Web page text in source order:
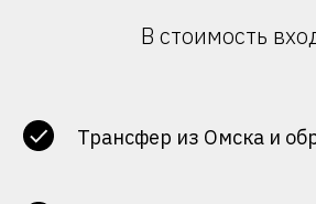
В стоимость
Трансфер из Омска и